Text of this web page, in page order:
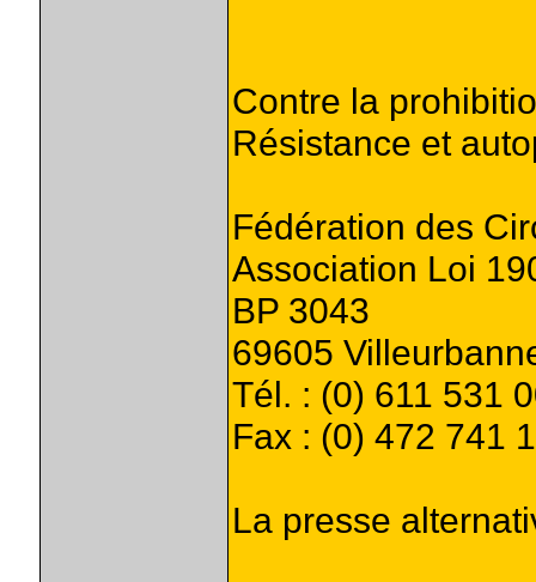
Contre la
Résistance et
Fédération des
Association Loi
BP 3043
69605
Tél. : (0) 611 531
Fax : (0) 472 741
La presse